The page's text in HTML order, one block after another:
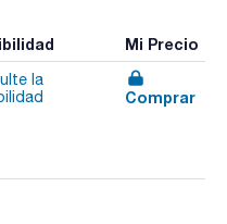
Mi Precio
la
Comprar